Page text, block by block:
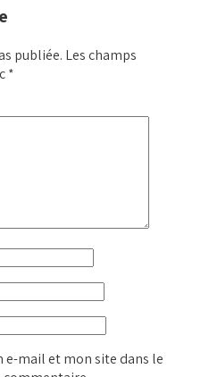
publiée. Les champs
*
mail et mon site dans le